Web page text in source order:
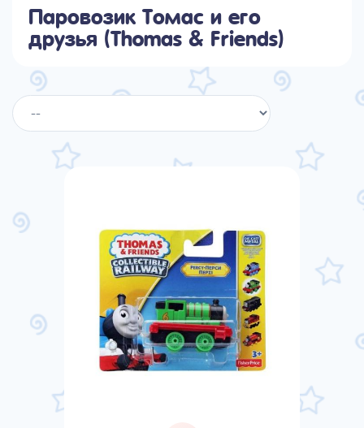
Паровозик Томас и его
друзья (Thomas & Friends)